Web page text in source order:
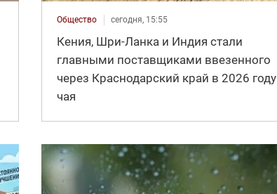
Общество сегодня, 15:55
Кения, Шри-Ланка и Индия стали
главными поставщиками ввезенного
через Краснодарский край в 2026 году
чая